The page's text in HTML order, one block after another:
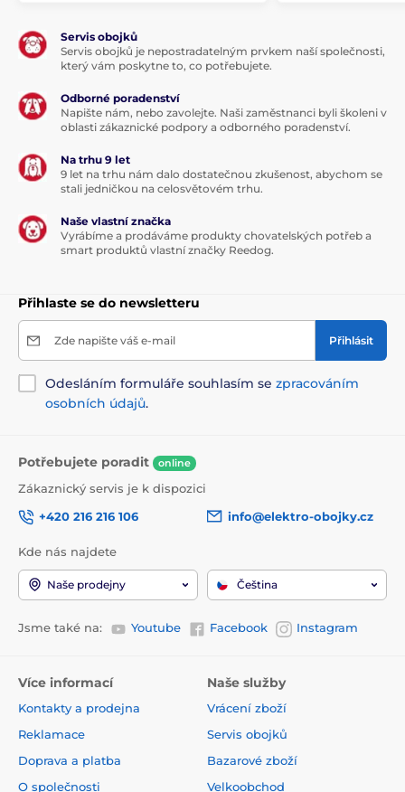
Servis obojků
Servis obojků je nepostradatelným prvkem naší společnosti,
který vám poskytne to, co potřebujete.
Odborné poradenství
Napište nám, nebo zavolejte. Naši zaměstnanci byli školeni v
oblasti zákaznické podpory a odborného poradenství.
Na trhu 9 let
9 let na trhu nám dalo dostatečnou zkušenost, abychom se
stali jedničkou na celosvětovém trhu.
Naše vlastní značka
Vyrábíme a prodáváme produkty chovatelských potřeb a
smart produktů vlastní značky Reedog.
Přihlaste se do newsletteru
Zde napište váš e-mail Přihlásit
Odesláním formuláře souhlasím se zpracováním
osobních údajů.
Potřebujete poradit online
Zákaznický servis je k dispozici
+420 216 216 106
info@elektro-obojky.cz
Kde nás najdete
Naše prodejny Čeština
Jsme také na: Youtube Facebook Instagram
Více informací
Kontakty a prodejna
Reklamace
Doprava a platba
O společnosti
Naše služby
Vrácení zboží
Servis obojků
Bazarové zboží
Velkoobchod